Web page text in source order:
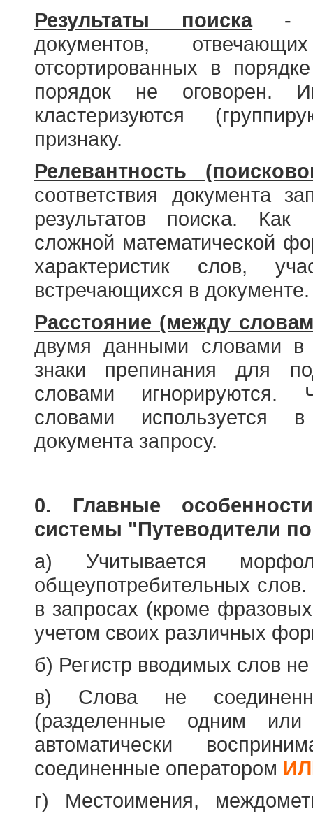
Результаты поиска-
документов,
отсортированных в
порядок не оговорен.
кластеризуются
признаку.
Релевантность
соответствия документа
результатов поиска.
сложной математической
характеристик слов,
встречающихся в документе.
Расстояние (между
двумя данными словами в
знаки препинания для
словами игнорируются.
словами используется в
документа запросу.
0. Главные
системы "Путеводители
а) Учитывается
общеупотребительных
в запросах (кроме
учетом своих различных
б) Регистр вводимых слов
в) Слова не
(разделенные одним или
автоматически
соединенные оператором
г) Местоимения,